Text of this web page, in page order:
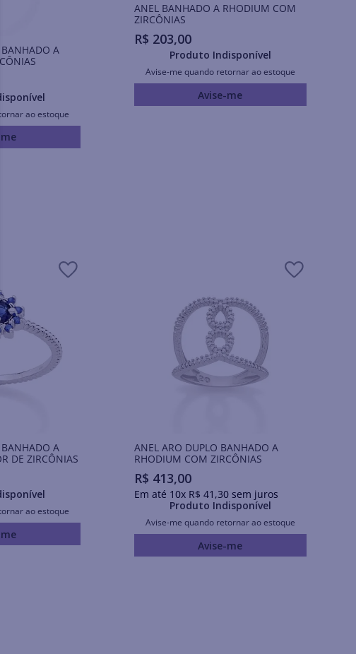
A
ao estoque
ANEL BANHADO A RHODIUM COM
ZIRCÔNIAS
R$ 203,00
Produto Indisponível
Avise-me quando retornar ao estoque
Avise-me
A
DE ZIRCÔNIAS
ao estoque
ANEL ARO DUPLO BANHADO A
RHODIUM COM ZIRCÔNIAS
R$ 413,00
Em até 10x R$ 41 ,30sem juros
Produto Indisponível
Avise-me quando retornar ao estoque
Avise-me